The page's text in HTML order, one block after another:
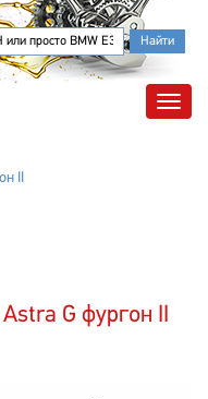
II
G фургон II